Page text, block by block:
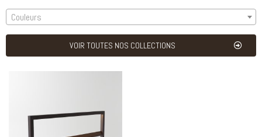
Couleurs
VOIR TOUTES NOS COLLECTIONS